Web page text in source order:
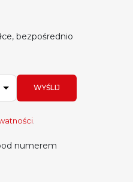
bezpośrednio
WYŚLIJ
.
numerem